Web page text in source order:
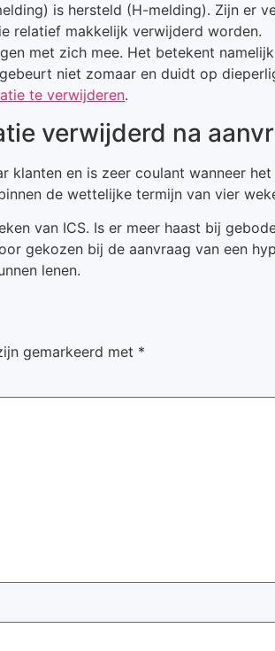
is hersteld (H-melding). Zijn er
relatief makkelijk verwijderd worden.
met zich mee. Het betekent
niet zomaar en duidt op
te verwijderen.
verwijderd na
klanten en is zeer coulant wanneer
de wettelijke termijn van vier
van ICS. Is er meer haast bij
gekozen bij de aanvraag van een
lenen.
gemarkeerd met *